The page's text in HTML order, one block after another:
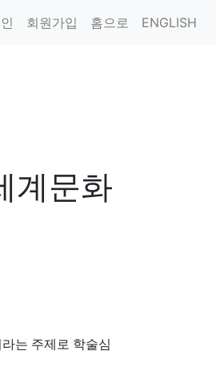
회원가입 홈으로 ENGLISH
계문화
라는 주제로 학술심